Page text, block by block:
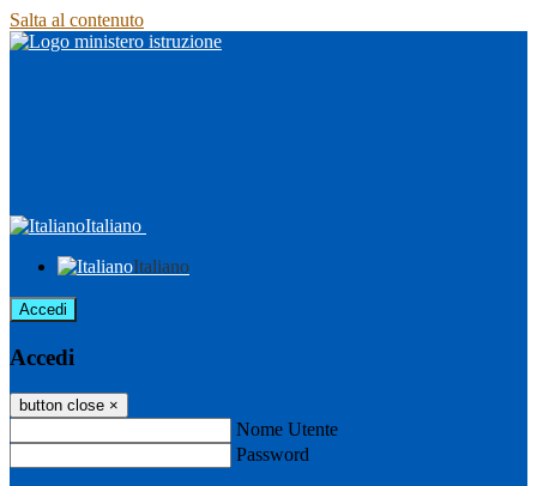
Salta al contenuto
Italiano
Italiano
Accedi
Accedi
button close ×
Nome Utente
Password